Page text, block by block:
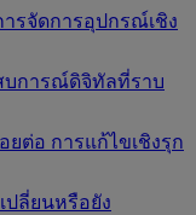
ารจัดการอุปกรณ์เชิง
บการณ์ดิจิทัลที่ราบ
ยต่อ การแก้ไขเชิงรุก
ปลี่ยนหรือยัง